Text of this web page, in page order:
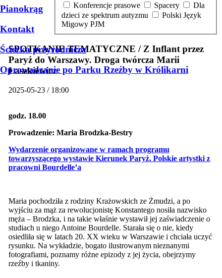
Pianokrąg
Kontakt
Ścieżka przyrodnicza
Oprowadzanie po Parku Rzeźby w Królikarni
Konferencje prasowe
Spacery
dzieci ze spektrum autyzmu
Migowy PJM
SPOTKANIE TEMATYCZNE / Z Inflant przez
Paryż do Warszawy. Droga twórcza Marii
Łaszkiewicz
2025-05-23 / 18:00
godz. 18.00
Prowadzenie: Maria Brodzka-Bestry
Wydarzenie organizowane w ramach programu
towarzyszącego wystawie Kierunek Paryż. Polskie artystki z
pracowni Bourdelle’a
Maria pochodziła z rodziny Krażowskich ze Żmudzi, a po
wyjściu za mąż za rewolucjonistę Konstantego nosiła nazwisko
męża – Brodzka, i na takie właśnie wystawił jej zaświadczenie o
studiach u niego Antoine Bourdelle. Starała się o nie, kiedy
osiedliła się w latach 20. XX wieku w Warszawie i chciała uczyć
rysunku. Na wykładzie, bogato ilustrowanym nieznanymi
fotografiami, poznamy różne epizody z jej życia, obejrzymy
rzeźby i tkaniny.